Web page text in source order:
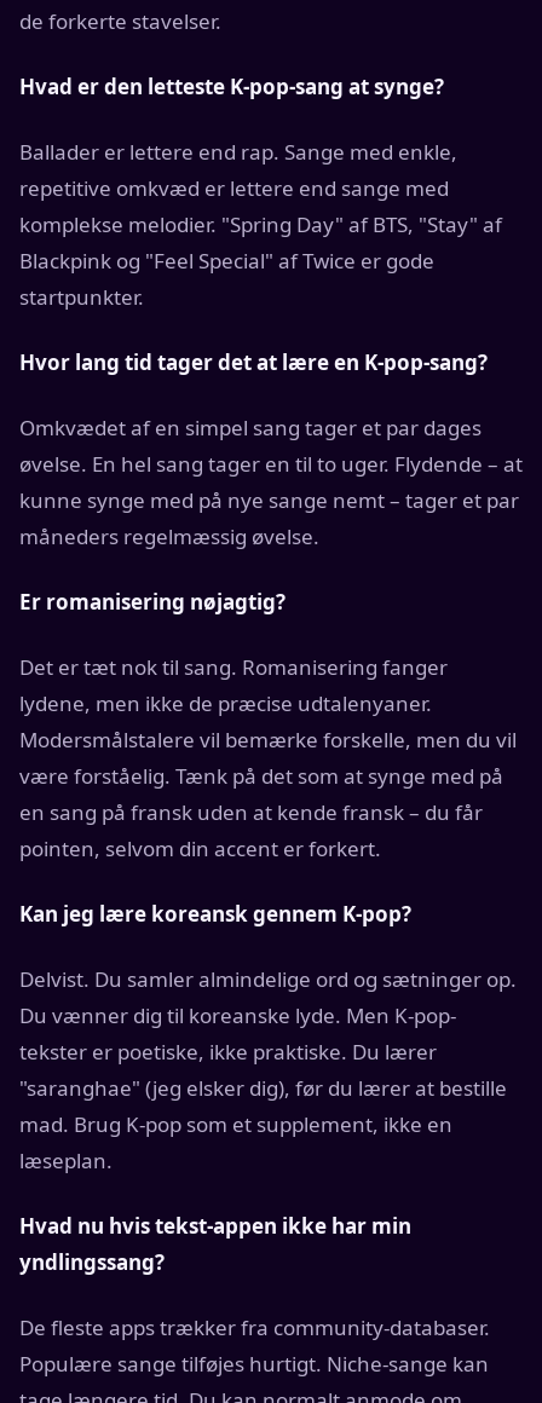
de forkerte stavelser.
Hvad er den letteste K-pop-sang at synge?
Ballader er lettere end rap. Sange med enkle,
repetitive omkvæd er lettere end sange med
komplekse melodier. "Spring Day" af BTS, "Stay" af
Blackpink og "Feel Special" af Twice er gode
startpunkter.
Hvor lang tid tager det at lære en K-pop-sang?
Omkvædet af en simpel sang tager et par dages
øvelse. En hel sang tager en til to uger. Flydende – at
kunne synge med på nye sange nemt – tager et par
måneders regelmæssig øvelse.
Er romanisering nøjagtig?
Det er tæt nok til sang. Romanisering fanger
lydene, men ikke de præcise udtalenyaner.
Modersmålstalere vil bemærke forskelle, men du vil
være forståelig. Tænk på det som at synge med på
en sang på fransk uden at kende fransk – du får
pointen, selvom din accent er forkert.
Kan jeg lære koreansk gennem K-pop?
Delvist. Du samler almindelige ord og sætninger op.
Du vænner dig til koreanske lyde. Men K-pop-
tekster er poetiske, ikke praktiske. Du lærer
"saranghae" (jeg elsker dig), før du lærer at bestille
mad. Brug K-pop som et supplement, ikke en
læseplan.
Hvad nu hvis tekst-appen ikke har min
yndlingssang?
De fleste apps trækker fra community-databaser.
Populære sange tilføjes hurtigt. Niche-sange kan